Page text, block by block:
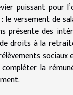
puissant pour
versement de
présente des
droits à la
la